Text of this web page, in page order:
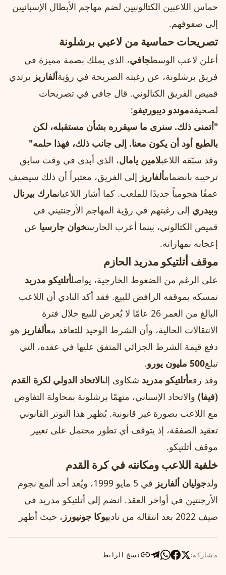
حماس اللاعبين الكتالونيين لضم مهاجم الأبطال الإسبانيين
إلى صفوفهم.
تصريحات حماسية من لاعبي برشلونة
أعلن لاعب الوسطجافي، الذي يملك بصمة مميزة في
فريق برشلونة، عن رغبته الصريحة في رؤيةألفاريز يرتدي
قميص الفريق الكتالوني. قال جافي في تصريحات
لصحيفةموندو ديبورتيفو:
"أتمنى ذلك. سنرى ما سيقرره بشأن مستقبله، لكن
بالطبع أود أن يكون معنا. إلى جانب ذلك، فهذا حلمه"
وقد سبّقه اللاعبلامين يامال، الذي أبدى في وقت سابق
ترحيبه بانضمامألفاريز إلى الفريق، معتبراً أن ذلك سيضيف
عمقًا هجومياً جديدًا للملعب. كما أشار اللاعبانمارك بيرنال
وبيدري إلى رغبتهم في رؤية المهاجم الأرجنتيني في
قميص الكتالوني، بينما أعرب الحارسخوان جارسيا عن
إعجابه بمهاراته.
موقف أتلتيكو مدريد الحازم
على الرغم من الضغوط الخارجية، يواصلأتلتيكو مدريد
تمسكه بموقفه الرافض للبيع. فقد أكد النادي أن اللاعب
البالغ من العمر 26 عامًا لا يُعرض للبيع خلال فترة
الانتقالات الحالية، وأن الشرط الوحيد للتعاقد معألفاريز هو
دفع قيمة الشرط الجزائي المتفق عليها في عقده، التي
تبلغ500 مليون يورو
.
وقد رفعأتلتيكو مدريد شكاوى إلىالاتحاد الدولي لكرة القدم
(فيفا) والاتحاد الإسباني، متهمًا برشلونة بمحاولة التفاوض
مع اللاعب بصورة غير قانونية. يُظهر هذا التوتر القانوني
تعقيد الصفقة، إذ يتوقف أي تطور محتمل على تغيير
موقف أتلتيكو.
خلفية اللاعب ومكانته في كرة القدم
ولدجوليان ألفاريز
في 5 مايو 1999، ويُعد أحد ألمع نجوم
الأرجنتين في أواخر العقد. انضم إلى أتلتيكو مدريد في
صيف 2022 بعد انتقاله من نادي
بوكا جونيورز ، حيث أظهر
مشاركة: نسخ الرابط